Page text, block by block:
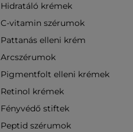
Hidratáló krémek
C-vitamin szérumok
Pattanás elleni krém
Arcszérumok
Pigmentfolt elleni krémek
Retinol krémek
Fényvédő stiftek
Peptid szérumok